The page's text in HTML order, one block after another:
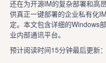
还在为开源IM的复杂部署和高
供真正一键部署的企业私有化
定。本文包含详细的Windows
业内部通讯平台。
预计阅读时间15分钟最后更新